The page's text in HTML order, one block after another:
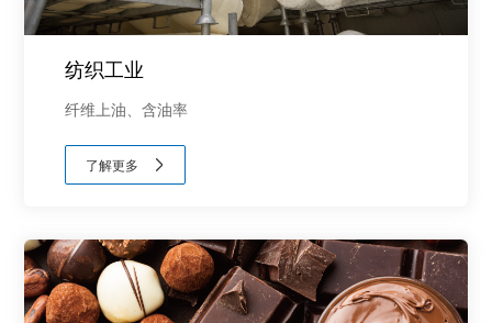
纺织工业
纤维上油、含油率
了解更多